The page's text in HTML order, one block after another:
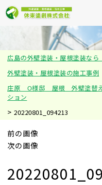
main
content
広島の外壁塗装・屋根塗装なら
外壁塗装・屋根塗装の施工事例
庄原 O様邸 屋根 外壁塗替
ション
> 20220801_094213
前の画像
次の画像